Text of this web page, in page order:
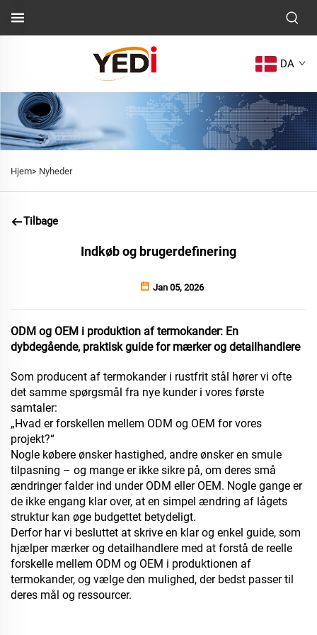
DA
Hjem> Nyheder
Tilbage
Indkøb og brugerdefinering
Jan 05, 2026
ODM og OEM i produktion af termokander: En
dybdegående, praktisk guide for mærker og detailhandlere
Som producent af termokander i rustfrit stål hører vi ofte
det samme spørgsmål fra nye kunder i vores første
samtaler:
„Hvad er forskellen mellem ODM og OEM for vores
projekt?“
Nogle købere ønsker hastighed, andre ønsker en smule
tilpasning – og mange er ikke sikre på, om deres små
ændringer falder ind under ODM eller OEM. Nogle gange er
de ikke engang klar over, at en simpel ændring af lågets
struktur kan øge budgettet betydeligt.
Derfor har vi besluttet at skrive en klar og enkel guide, som
hjælper mærker og detailhandlere med at forstå de reelle
forskelle mellem ODM og OEM i produktionen af
termokander, og vælge den mulighed, der bedst passer til
deres mål og ressourcer.